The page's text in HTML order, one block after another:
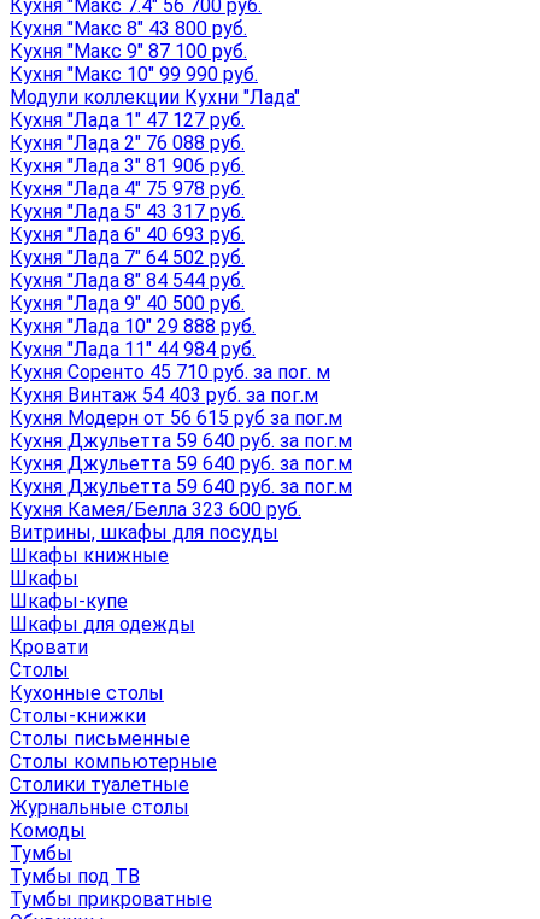
Кухня "Макс 7.4" 56 700 руб.
Кухня "Макс 8" 43 800 руб.
Кухня "Макс 9" 87 100 руб.
Кухня "Макс 10" 99 990 руб.
Модули коллекции Кухни "Лада"
Кухня "Лада 1" 47 127 руб.
Кухня "Лада 2" 76 088 руб.
Кухня "Лада 3" 81 906 руб.
Кухня "Лада 4" 75 978 руб.
Кухня "Лада 5" 43 317 руб.
Кухня "Лада 6" 40 693 руб.
Кухня "Лада 7" 64 502 руб.
Кухня "Лада 8" 84 544 руб.
Кухня "Лада 9" 40 500 руб.
Кухня "Лада 10" 29 888 руб.
Кухня "Лада 11" 44 984 руб.
Кухня Соренто 45 710 руб. за пог. м
Кухня Винтаж 54 403 руб. за пог.м
Кухня Модерн от 56 615 руб за пог.м
Кухня Джульетта 59 640 руб. за пог.м
Кухня Джульетта 59 640 руб. за пог.м
Кухня Джульетта 59 640 руб. за пог.м
Кухня Камея/Белла 323 600 руб.
Витрины, шкафы для посуды
Шкафы книжные
Шкафы
Шкафы-купе
Шкафы для одежды
Кровати
Столы
Кухонные столы
Столы-книжки
Столы письменные
Столы компьютерные
Столики туалетные
Журнальные столы
Комоды
Тумбы
Тумбы под ТВ
Тумбы прикроватные